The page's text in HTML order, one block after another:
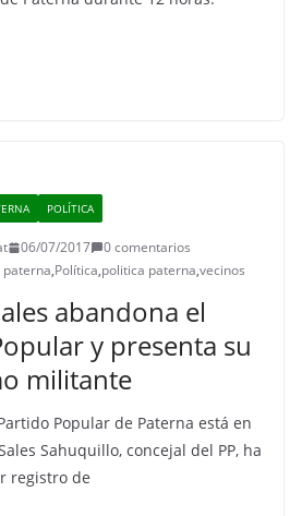
POLÍTICA
06/07/2017
0 comentarios
,Política,politica paterna,vecinos
abandona el
y presenta su
militante
Popular de Paterna está en
Sahuquillo, concejal del PP, ha
registro de